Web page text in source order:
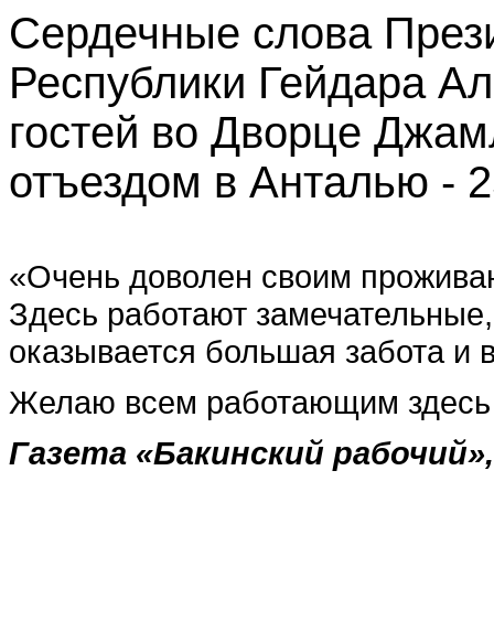
Сердечные слова
Республики Гейдара
гостей во Дворце
отъездом в Анталью -
«Очень доволен своим
Здесь работают
оказывается большая забота и
Желаю всем работающим здесь
Газета «Бакинский рабочий»